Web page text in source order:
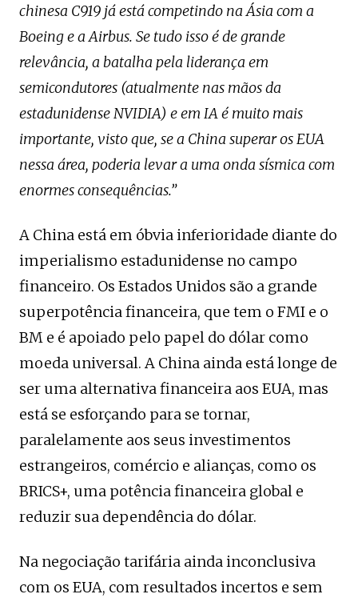
chinesa C919 já está competindo na Ásia com a
Boeing e a Airbus. Se tudo isso é de grande
relevância, a batalha pela liderança em
semicondutores (atualmente nas mãos da
estadunidense NVIDIA) e em IA é muito mais
importante, visto que, se a China superar os EUA
nessa área, poderia levar a uma onda sísmica com
enormes consequências.”
A China está em óbvia inferioridade diante do
imperialismo estadunidense no campo
financeiro. Os Estados Unidos são a grande
superpotência financeira, que tem o FMI e o
BM e é apoiado pelo papel do dólar como
moeda universal. A China ainda está longe de
ser uma alternativa financeira aos EUA, mas
está se esforçando para se tornar,
paralelamente aos seus investimentos
estrangeiros, comércio e alianças, como os
BRICS+, uma potência financeira global e
reduzir sua dependência do dólar.
Na negociação tarifária ainda inconclusiva
com os EUA, com resultados incertos e sem